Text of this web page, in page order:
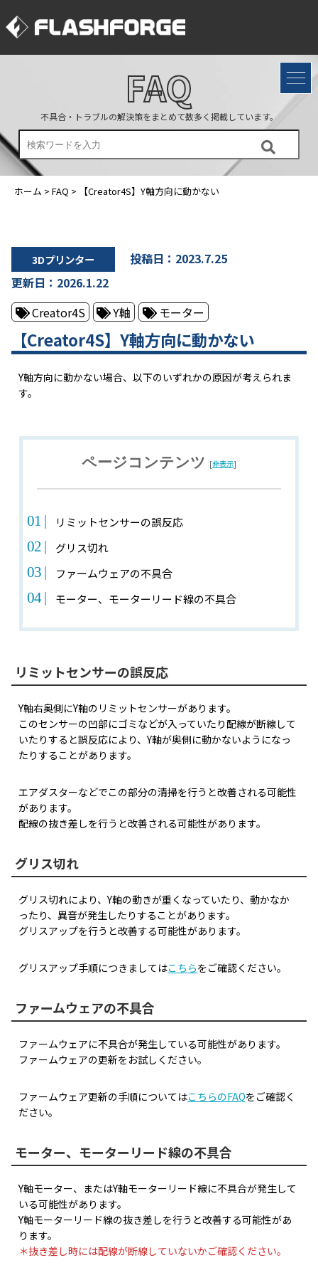
FAQ
不具合・トラブルの解決策をまとめて数多く掲載しています。
ホーム > FAQ > 【Creator4S】Y軸方向に動かない
3Dプリンター
投稿日：2023.7.25
更新日：2026.1.22
Creator4S
Y軸 モーター
【Creator4S】Y軸方向に動かない
Y軸方向に動かない場合、以下のいずれかの原因が考えられま
す。
ページコンテンツ [非表示]
リミットセンサーの誤反応
グリス切れ
ファームウェアの不具合
モーター、モーターリード線の不具合
リミットセンサーの誤反応
Y軸右奥側にY軸のリミットセンサーがあります。
このセンサーの凹部にゴミなどが入っていたり配線が断線して
いたりすると誤反応により、Y軸が奥側に動かないようになっ
たりすることがあります。
エアダスターなどでこの部分の清掃を行うと改善される可能性
があります。
配線の抜き差しを行うと改善される可能性があります。
グリス切れ
グリス切れにより、Y軸の動きが重くなっていたり、動かなか
ったり、異音が発生したりすることがあります。
グリスアップを行うと改善する可能性があります。
グリスアップ手順につきましてはこちらをご確認ください。
ファームウェアの不具合
ファームウェアに不具合が発生している可能性があります。
ファームウェアの更新をお試しください。
ファームウェア更新の手順についてはこちらのFAQをご確認く
ださい。
モーター、モーターリード線の不具合
Y軸モーター、またはY軸モーターリード線に不具合が発生して
いる可能性があります。
Y軸モーターリード線の抜き差しを行うと改善する可能性があ
ります。
＊抜き差し時には配線が断線していないかご確認ください。